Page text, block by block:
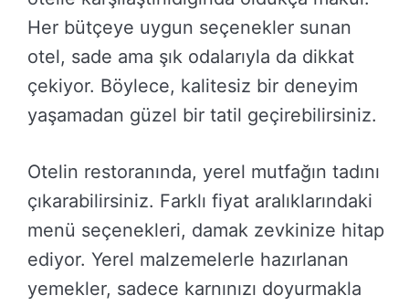
Her bütçeye uygun seçenekler sunan
otel, sade ama şık odalarıyla da dikkat
çekiyor. Böylece, kalitesiz bir deneyim
yaşamadan güzel bir tatil geçirebilirsiniz.
Otelin restoranında, yerel mutfağın tadını
çıkarabilirsiniz. Farklı fiyat aralıklarındaki
menü seçenekleri, damak zevkinize hitap
ediyor. Yerel malzemelerle hazırlanan
yemekler, sadece karnınızı doyurmakla